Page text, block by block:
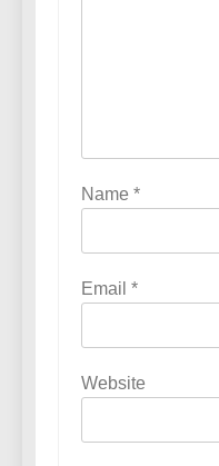
Name *
Email *
Website